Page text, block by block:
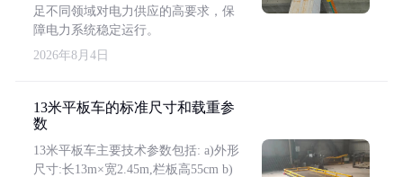
足不同领域对电力供应的高要求，保
障电力系统稳定运行。
2026年8月4日
13米平板车的标准尺寸和载重参
数
13米平板车主要技术参数包括: a)外形
尺寸:长13m×宽2.45m,栏板高55cm b)